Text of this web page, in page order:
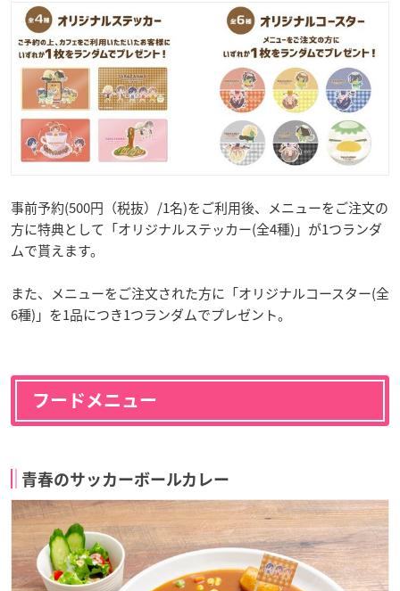
事前予約(500円（税抜）/1名)をご利用後、メニューをご注文の
方に特典として「オリジナルステッカー(全4種)」が1つランダ
ムで貰えます。
また、メニューをご注文された方に「オリジナルコースター(全
6種)」を1品につき1つランダムでプレゼント。
フードメニュー
青春のサッカーボールカレー